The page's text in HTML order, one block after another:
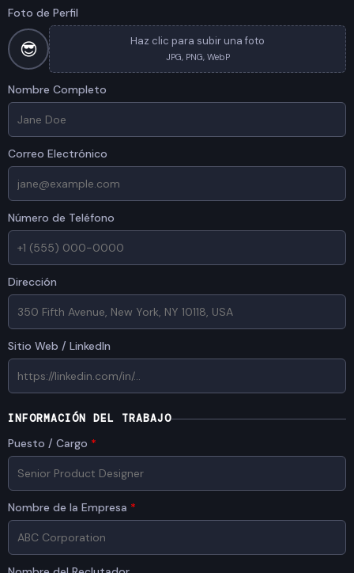
Foto de Perfil
😎 Haz clic para subir una foto
JPG, PNG, WebP
Nombre Completo
Correo Electrónico
Número de Teléfono
Dirección
Sitio Web / LinkedIn
INFORMACIÓN DEL TRABAJO
Puesto / Cargo *
Nombre de la Empresa *